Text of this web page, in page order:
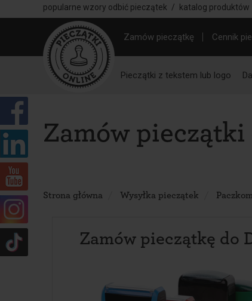
popularne wzory odbić pieczątek / katalog produktów
Zamów pieczątkę Cennik
Pieczątki z tekstem lub logo
Zamów pieczątki
Strona główna Wysyłka pieczątek
Zamów pieczątkę do